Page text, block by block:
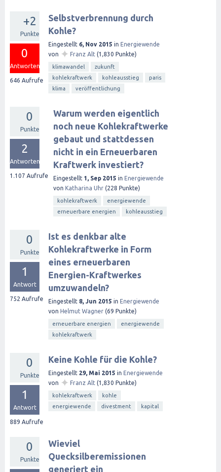
+2
Punkte
0
Antworten
646 Aufrufe
Selbstverbrennung durch
Kohle?
Eingestellt 6, Nov 2015 in Energiewende
von ✦ Franz Alt (1,830 Punkte)
klimawandel
zukunft
kohlekraftwerk
kohleausstieg
paris
klima
veröffentlichung
0
Punkte
2
Antworten
1.107 Aufrufe
Warum werden eigentlich
noch neue Kohlekraftwerke
gebaut und stattdessen
nicht in ein Erneuerbaren
Kraftwerk investiert?
Eingestellt 1, Sep 2015 in Energiewende
von Katharina Uhr (228 Punkte)
kohlekraftwerk
energiewende
erneuerbare energien
kohleausstieg
0
Punkte
1
Antwort
752 Aufrufe
Ist es denkbar alte
Kohlekraftwerke in Form
eines erneuerbaren
Energien-Kraftwerkes
umzuwandeln?
Eingestellt 8, Jun 2015 in Energiewende
von Helmut Wagner (69 Punkte)
erneuerbare energien
energiewende
kohlekraftwerk
0
Punkte
1
Antwort
889 Aufrufe
Keine Kohle für die Kohle?
Eingestellt 29, Mai 2015 in Energiewende
von ✦ Franz Alt (1,830 Punkte)
kohlekraftwerk
kohle
energiewende
divestment kapital
0
Punkte
Wieviel
Quecksilberemissionen
generiert ein